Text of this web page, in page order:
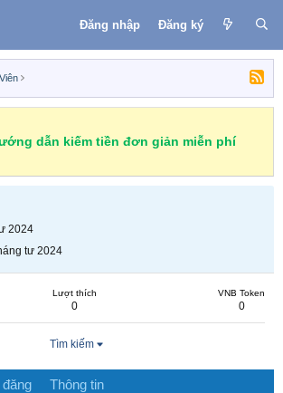
Đăng nhập Đăng ký
dẫn kiếm tiền đơn giản miễn phí
2024
tư 2024
Lượt thích
0
VNB Token
0
Tìm kiếm
đăng Thông tin